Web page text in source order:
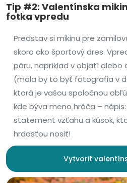
Tip #2: Valentínska
fotka vpredu
Predstav si mikinu pre
skoro ako športový dres.
páru, napríklad v objatí alebo
(mala by to byť fotografia v
ktorá je vašou spoločnou
kde býva meno hráča – nápis:
statement vzťahu a kúsok,
hrdosťou nosiť!
Vytvoriť